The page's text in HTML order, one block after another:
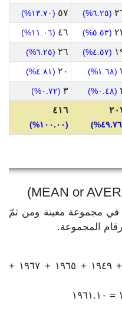
(٦.٢٥%) ٥٧ (١٣.٧٠%)
(٥.٥٣%) ٤٦ (١١.٠٦%)
(٤.٥٧%) ٢٦ (٦.٢٥%)
(١.٦٨%) ٢٠ (٤.٨١%)
(٠.٤٨%) ٣ (٠.٧٢%)
٤١٦
(١٠٠.٠٠%)
في مجموعة معينة ومن ثمّ
المجموعة.
١٩٦٢ + ١٩٧٥ + ١٩٣٠ + ١٩٥٥ + ١٩٤٩ + ١٩٦٥ + ١٩٦٧ +